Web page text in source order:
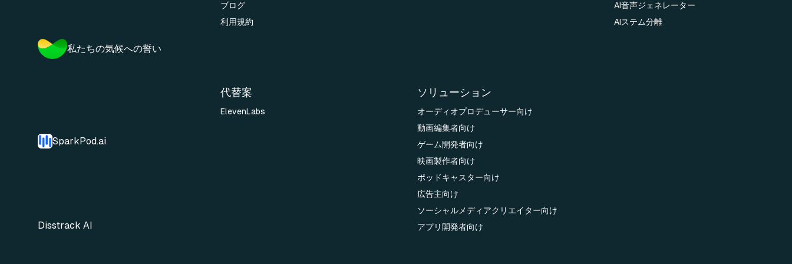
私たちの気候への誓い
SparkPod.ai
Disstrack AI
ブログ
利用規約
AI音声ジェネレーター
AIステム分離
代替案
ElevenLabs
ソリューション
オーディオプロデューサー向け
動画編集者向け
ゲーム開発者向け
映画製作者向け
ポッドキャスター向け
広告主向け
ソーシャルメディアクリエイター向け
アプリ開発者向け